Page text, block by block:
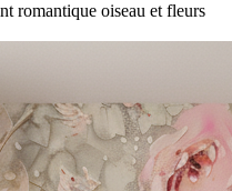
romantique oiseau et fleurs